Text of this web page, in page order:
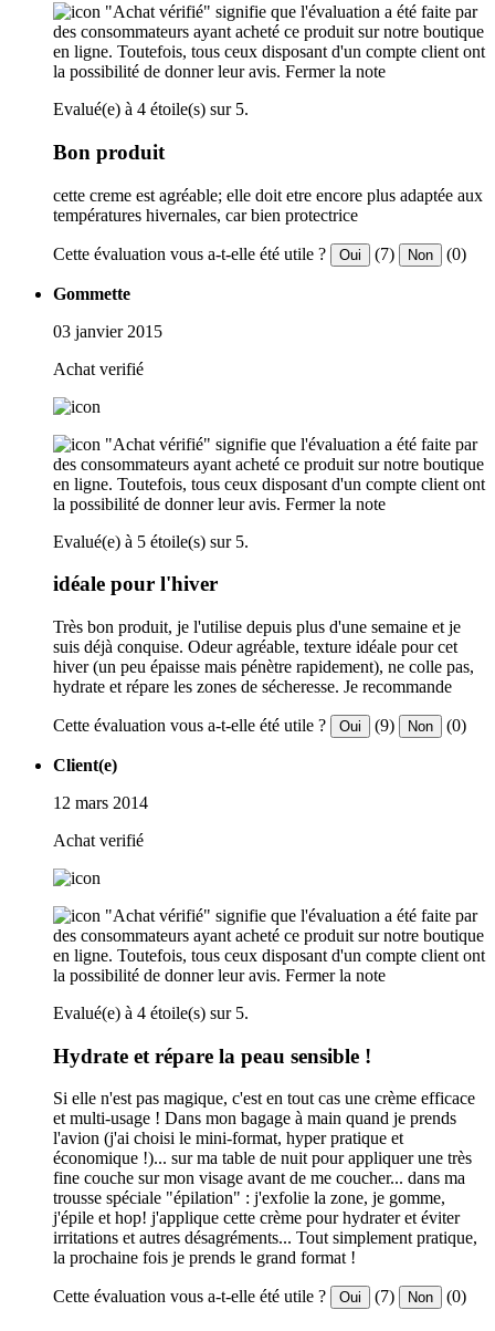
"Achat vérifié" signifie que l'évaluation a été faite par
des consommateurs ayant acheté ce produit sur notre boutique
en ligne. Toutefois, tous ceux disposant d'un compte client ont
la possibilité de donner leur avis. Fermer la note
Evalué(e) à 4 étoile(s) sur 5.
Bon produit
cette creme est agréable; elle doit etre encore plus adaptée aux
températures hivernales, car bien protectrice
Cette évaluation vous a-t-elle été utile ? Oui (7) Non (0)
Gommette
03 janvier 2015
Achat verifié
"Achat vérifié" signifie que l'évaluation a été faite par
des consommateurs ayant acheté ce produit sur notre boutique
en ligne. Toutefois, tous ceux disposant d'un compte client ont
la possibilité de donner leur avis. Fermer la note
Evalué(e) à 5 étoile(s) sur 5.
idéale pour l'hiver
Très bon produit, je l'utilise depuis plus d'une semaine et je
suis déjà conquise. Odeur agréable, texture idéale pour cet
hiver (un peu épaisse mais pénètre rapidement), ne colle pas,
hydrate et répare les zones de sécheresse. Je recommande
Cette évaluation vous a-t-elle été utile ? Oui (9) Non (0)
Client(e)
12 mars 2014
Achat verifié
"Achat vérifié" signifie que l'évaluation a été faite par
des consommateurs ayant acheté ce produit sur notre boutique
en ligne. Toutefois, tous ceux disposant d'un compte client ont
la possibilité de donner leur avis. Fermer la note
Evalué(e) à 4 étoile(s) sur 5.
Hydrate et répare la peau sensible !
Si elle n'est pas magique, c'est en tout cas une crème efficace
et multi-usage ! Dans mon bagage à main quand je prends
l'avion (j'ai choisi le mini-format, hyper pratique et
économique !)... sur ma table de nuit pour appliquer une très
fine couche sur mon visage avant de me coucher... dans ma
trousse spéciale "épilation" : j'exfolie la zone, je gomme,
j'épile et hop! j'applique cette crème pour hydrater et éviter
irritations et autres désagréments... Tout simplement pratique,
la prochaine fois je prends le grand format !
Cette évaluation vous a-t-elle été utile ? Oui (7) Non (0)